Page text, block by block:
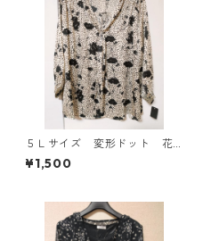
５Ｌサイズ 変形ドット 花
柄 ボウタイブラウス オフ
ホワイト KAE-4764
¥1,500